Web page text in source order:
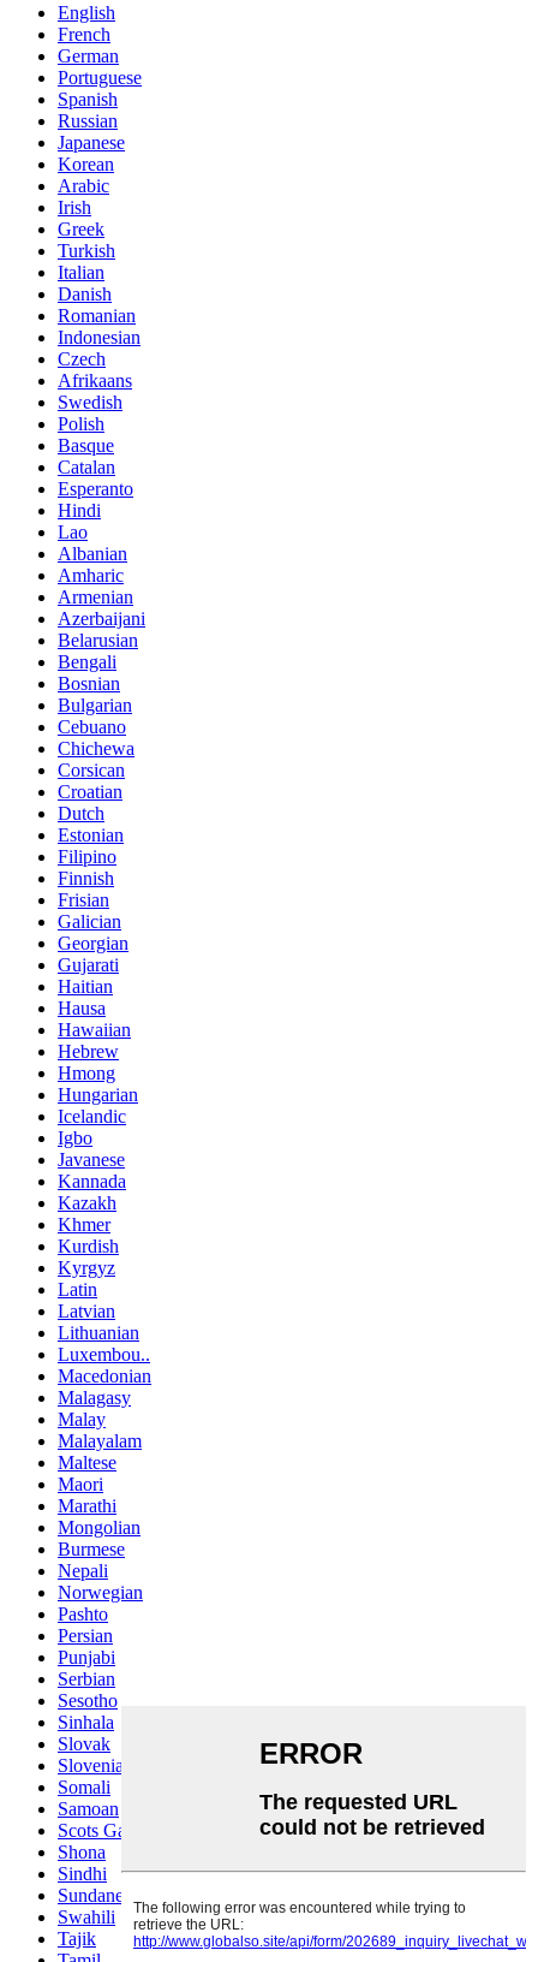
English
French
German
Portuguese
Spanish
Russian
Japanese
Korean
Arabic
Irish
Greek
Turkish
Italian
Danish
Romanian
Indonesian
Czech
Afrikaans
Swedish
Polish
Basque
Catalan
Esperanto
Hindi
Lao
Albanian
Amharic
Armenian
Azerbaijani
Belarusian
Bengali
Bosnian
Bulgarian
Cebuano
Chichewa
Corsican
Croatian
Dutch
Estonian
Filipino
Finnish
Frisian
Galician
Georgian
Gujarati
Haitian
Hausa
Hawaiian
Hebrew
Hmong
Hungarian
Icelandic
Igbo
Javanese
Kannada
Kazakh
Khmer
Kurdish
Kyrgyz
Latin
Latvian
Lithuanian
Luxembou..
Macedonian
Malagasy
Malay
Malayalam
Maltese
Maori
Marathi
Mongolian
Burmese
Nepali
Norwegian
Pashto
Persian
Punjabi
Serbian
Sesotho
Sinhala
Slovak
Slovenian
Somali
Samoan
Scots Gaelic
Shona
Sindhi
Sundanese
Swahili
Tajik